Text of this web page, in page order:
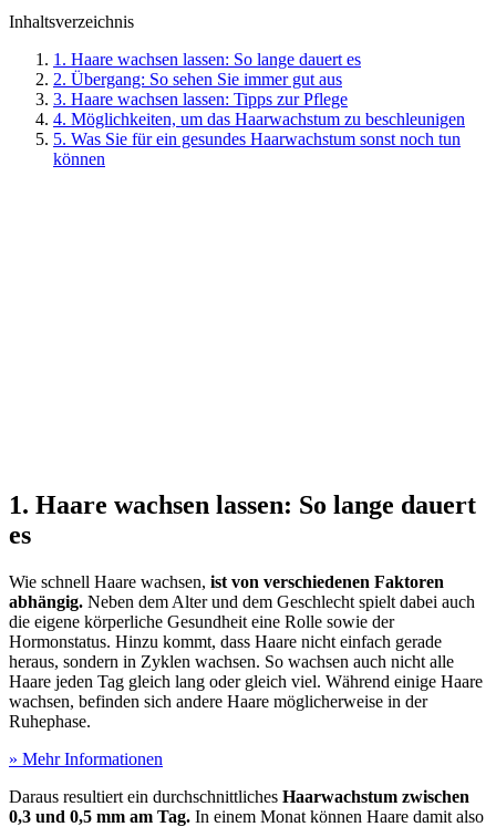
Inhaltsverzeichnis
1. Haare wachsen lassen: So lange dauert es
2. Übergang: So sehen Sie immer gut aus
3. Haare wachsen lassen: Tipps zur Pflege
4. Möglichkeiten, um das Haarwachstum zu beschleunigen
5. Was Sie für ein gesundes Haarwachstum sonst noch tun
können
1. Haare wachsen lassen: So lange dauert
es
Wie schnell Haare wachsen, ist von verschiedenen Faktoren
abhängig. Neben dem Alter und dem Geschlecht spielt dabei auch
die eigene körperliche Gesundheit eine Rolle sowie der
Hormonstatus. Hinzu kommt, dass Haare nicht einfach gerade
heraus, sondern in Zyklen wachsen. So wachsen auch nicht alle
Haare jeden Tag gleich lang oder gleich viel. Während einige Haare
wachsen, befinden sich andere Haare möglicherweise in der
Ruhephase.
» Mehr Informationen
Daraus resultiert ein durchschnittliches Haarwachstum zwischen
0,3 und 0,5 mm am Tag. In einem Monat können Haare damit also